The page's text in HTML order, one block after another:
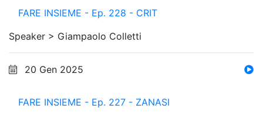
FARE INSIEME - Ep. 228 - CRIT
Speaker > Giampaolo Colletti
20 Gen 2025
FARE INSIEME - Ep. 227 - ZANASI